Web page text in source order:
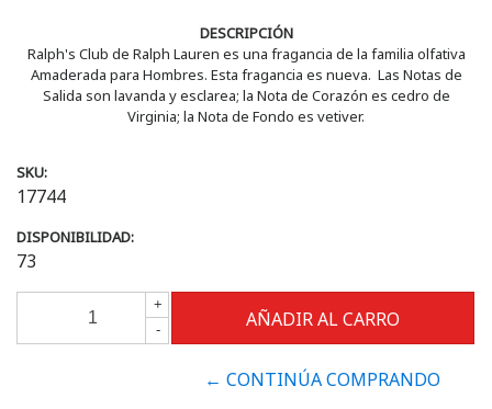
DESCRIPCIÓN
Ralph's Club de Ralph Lauren es una fragancia de la familia olfativa
Amaderada para Hombres. Esta fragancia es nueva. Las Notas de
Salida son lavanda y esclarea; la Nota de Corazón es cedro de
Virginia; la Nota de Fondo es vetiver.
SKU:
17744
DISPONIBILIDAD:
73
+
-
← CONTINÚA COMPRANDO